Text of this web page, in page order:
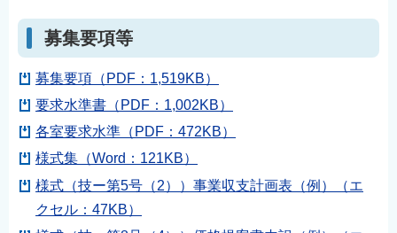
募集要項等
募集要項（PDF：1,519KB）
要求水準書（PDF：1,002KB）
各室要求水準（PDF：472KB）
様式集（Word：121KB）
様式（技ー第5号（2））事業収支計画表（例）（エ
クセル：47KB）